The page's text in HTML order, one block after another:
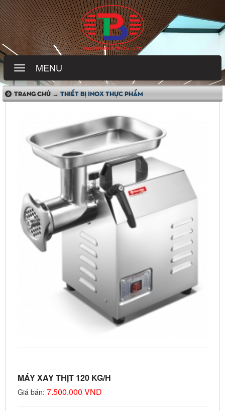
MENU
TRANG CHỦ → THIẾT BỊ INOX THỰC PHẨM
MÁY XAY THỊT 120 KG/H
Giá bán: 7.500.000 VND